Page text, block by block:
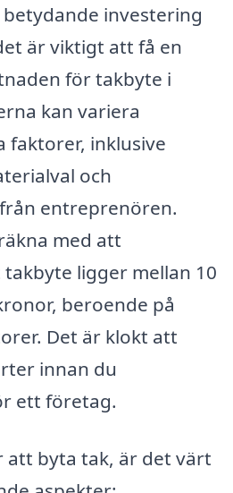
investering
är viktigt att få en
för takbyte i
kan variera
faktorer, inklusive
och
entreprenören.
med att
ligger mellan 10
beroende på
Det är klokt att
innan du
ett företag.
att byta tak, är det värt